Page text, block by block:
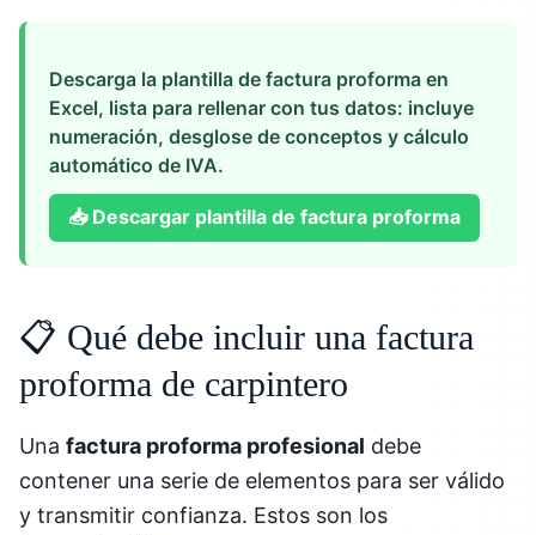
Descarga la plantilla de factura proforma en
Excel, lista para rellenar con tus datos: incluye
numeración, desglose de conceptos y cálculo
automático de IVA.
📥 Descargar plantilla de factura proforma
📋 Qué debe incluir una factura
proforma de carpintero
Una factura proforma profesional debe
contener una serie de elementos para ser válido
y transmitir confianza. Estos son los